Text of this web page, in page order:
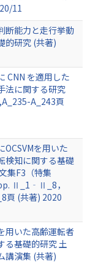
11
断能力と走行挙動
的研究 (共著)
CNN を適用した
法に関する研究
A_243頁
を用いた
検知に関する基礎
集F3（特集
Ⅱ_1‐Ⅱ_8，
(共著) 2020
用いた高齢運転者
る基礎的研究 土
講演集 (共著)